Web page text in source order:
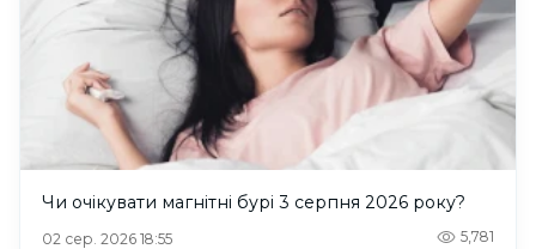
Чи очікувати магнітні бурі 3 серпня 2026 року?
02 сер. 2026 18:55 5,781